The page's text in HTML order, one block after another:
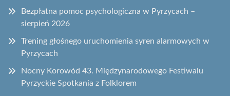
Bezpłatna pomoc psychologiczna w Pyrzycach –
sierpień 2026
Trening głośnego uruchomienia syren alarmowych w
Pyrzycach
Nocny Korowód 43. Międzynarodowego Festiwalu
Pyrzyckie Spotkania z Folklorem